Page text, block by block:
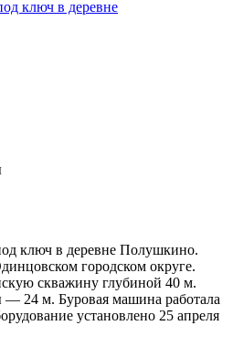
ключ в деревне Полушкино.
городском округе.
скважину глубиной 40 м.
— 24 м. Буровая машина работала
установлено 25 апреля